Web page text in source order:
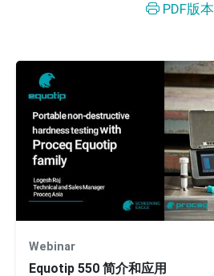
PDF版本
Webinar
Equotip 550 简介和应用